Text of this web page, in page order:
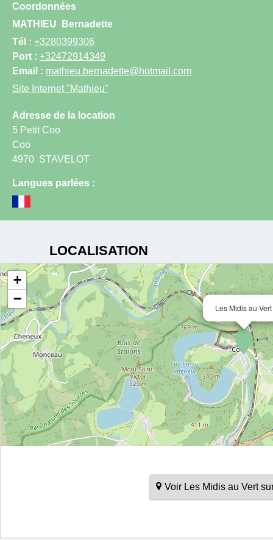
Coordonnées
MATHIEU
Bernadette
Tél : +3280399306
Port : +32472914349
Email : mathieu.bernadette@hotmail.com
Site Internet "Mathieu"
Adresse de la location
5 Petit Coo
Coo
4970 STAVELOT
Langues parlées :
LOCALISATION
Les Midis au Vert
+
−
Voir Les Midis au Vert